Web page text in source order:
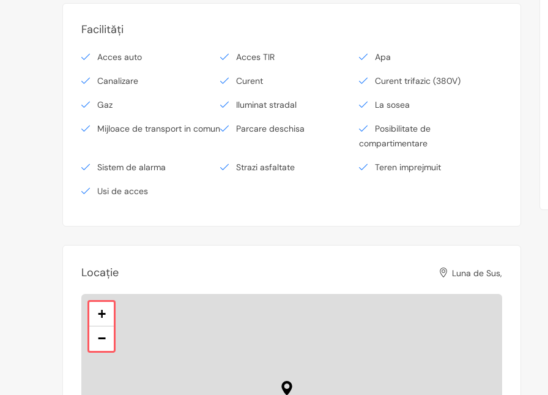
Facilități
Acces auto Acces TIR Apa
Canalizare Curent Curent trifazic (380V)
Gaz Iluminat stradal La sosea
Mijloace de transport in comun Parcare deschisa
Posibilitate de
compartimentare
Sistem de alarma Strazi asfaltate Teren imprejmuit
Usi de acces
Locație Luna de Sus,
+
−